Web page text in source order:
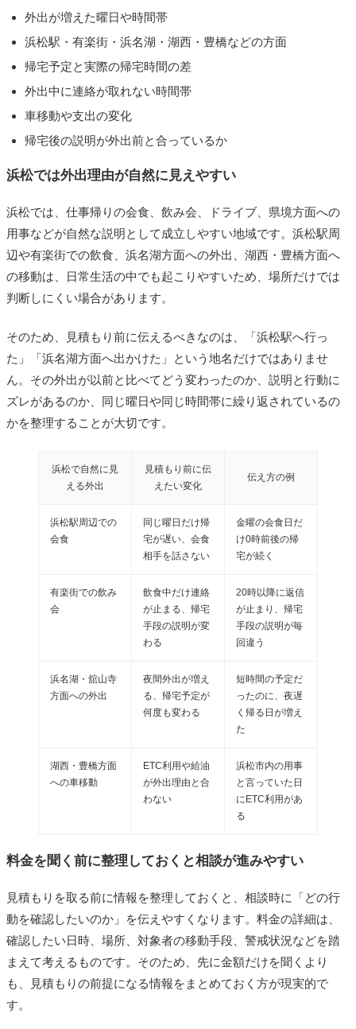
外出が増えた曜日や時間帯
浜松駅・有楽街・浜名湖・湖西・豊橋などの方面
帰宅予定と実際の帰宅時間の差
外出中に連絡が取れない時間帯
車移動や支出の変化
帰宅後の説明が外出前と合っているか
浜松では外出理由が自然に見えやすい
浜松では、仕事帰りの会食、飲み会、ドライブ、県境方面への
用事などが自然な説明として成立しやすい地域です。浜松駅周
辺や有楽街での飲食、浜名湖方面への外出、湖西・豊橋方面へ
の移動は、日常生活の中でも起こりやすいため、場所だけでは
判断しにくい場合があります。
そのため、見積もり前に伝えるべきなのは、「浜松駅へ行っ
た」「浜名湖方面へ出かけた」という地名だけではありませ
ん。その外出が以前と比べてどう変わったのか、説明と行動に
ズレがあるのか、同じ曜日や同じ時間帯に繰り返されているの
かを整理することが大切です。
浜松で自然に見
える外出
見積もり前に伝
えたい変化
伝え方の例
浜松駅周辺での
会食
同じ曜日だけ帰
宅が遅い、会食
相手を話さない
金曜の会食日だ
け0時前後の帰
宅が続く
有楽街での飲み
会
飲食中だけ連絡
が止まる、帰宅
手段の説明が変
わる
20時以降に返信
が止まり、帰宅
手段の説明が毎
回違う
浜名湖・舘山寺
方面への外出
夜間外出が増え
る、帰宅予定が
何度も変わる
短時間の予定だ
ったのに、夜遅
く帰る日が増え
た
湖西・豊橋方面
への車移動
ETC利用や給油
が外出理由と合
わない
浜松市内の用事
と言っていた日
にETC利用があ
る
料金を聞く前に整理しておくと相談が進みやすい
見積もりを取る前に情報を整理しておくと、相談時に「どの行
動を確認したいのか」を伝えやすくなります。料金の詳細は、
確認したい日時、場所、対象者の移動手段、警戒状況などを踏
まえて考えるものです。そのため、先に金額だけを聞くより
も、見積もりの前提になる情報をまとめておく方が現実的で
す。